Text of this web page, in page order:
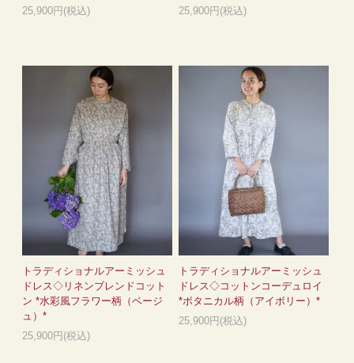
25,900円(税込) 25,900円(税込)
トラディショナルアーミッシュ
ドレス◇リネンブレンドコット
ン *水彩風フラワー柄（ベージ
ュ）*
25,900円(税込)
トラディショナルアーミッシュ
ドレス◇コットンコーデュロイ
*ボタニカル柄（アイボリー）*
25,900円(税込)